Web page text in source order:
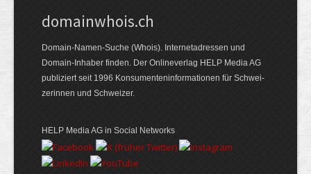
domainwhois.ch
Domain-Namen-Suche (Whois). Internet­adressen und
Domain-Inhaber finden. Der Online­verlag HELP Media AG
publiziert seit 1996 Konsumenten­informationen für Schwei­
zerinnen und Schweizer.
HELP Media AG in Social Networks